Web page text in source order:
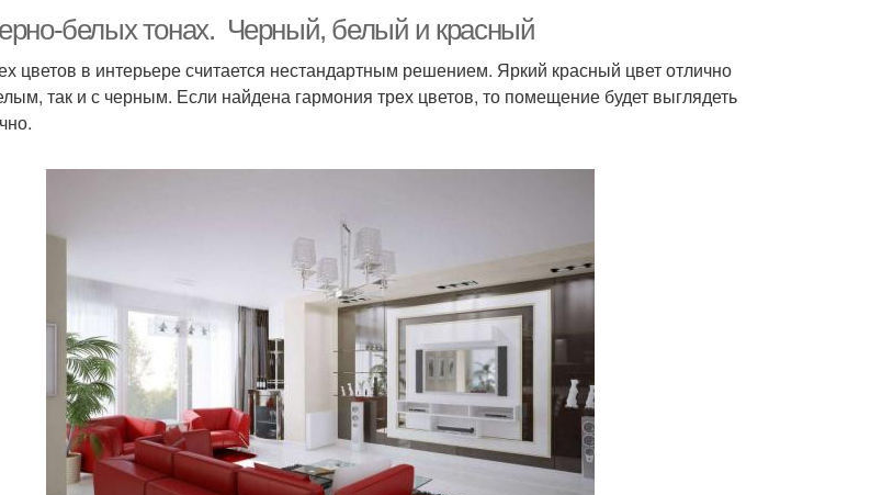
белых тонах. Черный, белый и красный
цветов в интерьере считается нестандартным решением. Яркий красный цвет отлично
так и с черным. Если найдена гармония трех цветов, то помещение будет выглядеть